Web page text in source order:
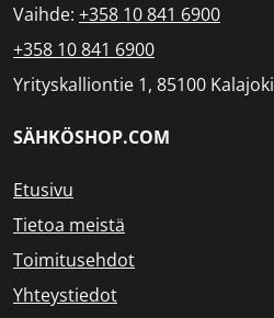
Vaihde: +358 10 841 6900
+358 10 841 6900
Yrityskalliontie 1, 85100 Kalajoki
SÄHKÖSHOP.COM
Etusivu
Tietoa meistä
Toimitusehdot
Yhteystiedot